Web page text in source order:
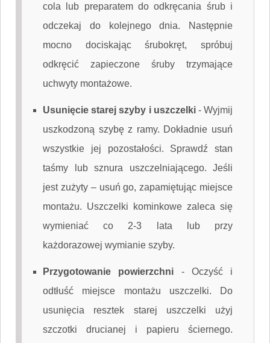
cola lub preparatem do odkręcania śrub i
odczekaj do kolejnego dnia. Następnie
mocno dociskając śrubokręt, spróbuj
odkręcić zapieczone śruby trzymające
uchwyty montażowe.
Usunięcie starej szyby i uszczelki-Wyjmij
uszkodzoną szybę z ramy. Dokładnie usuń
wszystkie jej pozostałości. Sprawdź stan
taśmy lub sznura uszczelniającego. Jeśli
jest zużyty – usuń go, zapamiętując miejsce
montażu. Uszczelki kominkowe zaleca się
wymieniać co 2-3 lata lub przy
każdorazowej wymianie szyby.
Przygotowanie powierzchni - Oczyść i
odtłuść miejsce montażu uszczelki. Do
usunięcia resztek starej uszczelki użyj
szczotki drucianej i papieru ściernego.